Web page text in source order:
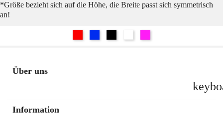
*Größe bezieht sich auf die Höhe, die Breite passt sich symmetrisch
an!
Über uns
Information